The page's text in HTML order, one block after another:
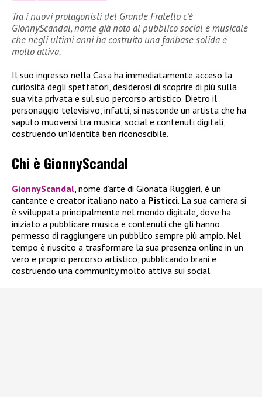
Tra i nuovi protagonisti del Grande Fratello c’è
GionnyScandal, nome già noto al pubblico social e musicale
che negli ultimi anni ha costruito una fanbase solida e
molto attiva.
Il suo ingresso nella Casa ha immediatamente acceso la
curiosità degli spettatori, desiderosi di scoprire di più sulla
sua vita privata e sul suo percorso artistico. Dietro il
personaggio televisivo, infatti, si nasconde un artista che ha
saputo muoversi tra musica, social e contenuti digitali,
costruendo un’identità ben riconoscibile.
Chi è GionnyScandal
GionnyScandal, nome d’arte di Gionata Ruggieri, è un
cantante e creator italiano nato a Pisticci. La sua carriera si
è sviluppata principalmente nel mondo digitale, dove ha
iniziato a pubblicare musica e contenuti che gli hanno
permesso di raggiungere un pubblico sempre più ampio. Nel
tempo è riuscito a trasformare la sua presenza online in un
vero e proprio percorso artistico, pubblicando brani e
costruendo una community molto attiva sui social.